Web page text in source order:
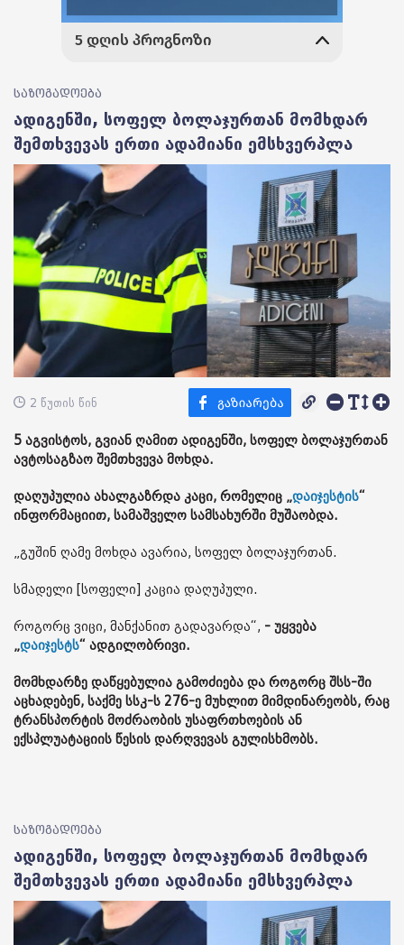
საზოგადოება
ადიგენში, სოფელ ბოლაჯურთან მომხდარ
შემთხვევას ერთი ადამიანი ემსხვერპლა
2 წუთის წინ
5 აგვისტოს, გვიან ღამით ადიგენში, სოფელ ბოლაჯურთან
ავტოსაგზაო შემთხვევა მოხდა.
დაღუპულია ახალგაზრდა კაცი, რომელიც „დაიჯესტის“
ინფორმაციით, სამაშველო სამსახურში მუშაობდა.
„გუშინ ღამე მოხდა ავარია, სოფელ ბოლაჯურთან.
სმადელი [სოფელი] კაცია დაღუპული.
როგორც ვიცი, მანქანით გადავარდა“, - უყვება
„დაიჯესტს“ ადგილობრივი.
მომხდარზე დაწყებულია გამოძიება და როგორც შსს-ში
აცხადებენ, საქმე სსკ-ს 276-ე მუხლით მიმდინარეობს, რაც
ტრანსპორტის მოძრაობის უსაფრთხოების ან
ექსპლუატაციის წესის დარღვევას გულისხმობს.
საზოგადოება
ადიგენში, სოფელ ბოლაჯურთან მომხდარ
შემთხვევას ერთი ადამიანი ემსხვერპლა